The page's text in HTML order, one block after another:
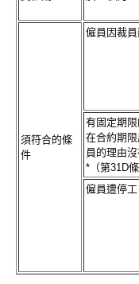
須符合的條
件
僱員因裁
有固定期限
在合約期
員的理由
*（第31D條
僱員遭停工